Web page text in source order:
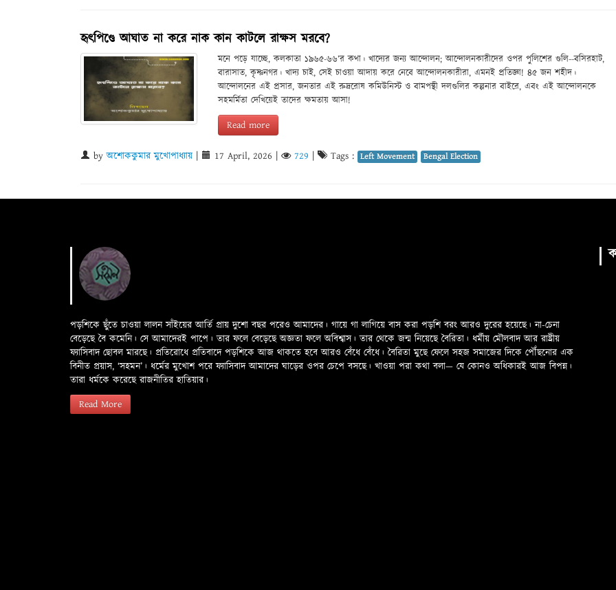
হৃৎপিণ্ডে আঘাত না করে নাক কান কাটলে রাক্ষস মরবে?
মনে পড়ে যাচ্ছে, কলকাতা ১৯৬৫-৬৬’র কথা। খাদ্যের জন্য আন্দোলন; আন্দোলনকারীদের ওপর পুলিশের গুলি--বসিরহাট,
বারাসাত, কৃষ্ণনগর। খাদ্য চাই, সেই চাওয়া আদায় করে নেবে আন্দোলনকারীরা, এমনই প্রতিজ্ঞা! ৪৫ জন শহীদ।
আন্দোলনের এই প্রসার, জনতার এই রুদ্ররোষ কমিউনিস্ট ও বামপন্থী দলগুলির কল্পনার বাইরে, এবং এই আন্দোলনকে
সহমর্মিতা দেখিয়েই তাদের ক্ষমতায় আসা!
Read more
byঅশোককুমার মুখোপাধ্যায় 17 April, 2026 729 Tags : Left Movement Bengal Election
পড়শিকে ছুঁতে চাওয়া লালন সাঁইয়ের আর্তি প্রায় দুশো বছর পরেও আমাদের। গায়ে গা লাগিয়ে বাস করা পড়শি বরং আরও দুরের হয়েছে। না-চেনা
বেড়েছে বৈ কমেনি। সে আমাদেরই পাপে। তার ফলে বেড়েছে অজ্ঞতা ফলে অবিশ্বাস। তার থেকে জন্ম নিয়েছে বৈরিতা। ধর্মীয় মৌলবাদ আর রাষ্ট্রীয়
ফ্যাসিবাদ ছোবল মারছে। প্রতিরোধে প্রতিবাদে পড়শিকে আজ থাকতে হবে আরও বেঁধে বেঁধে। বৈরিতা মুছে ফেলে সহজ সমাজের দিকে পৌঁছনোর এক
বিনীত প্রয়াস, ‘সহমন’। ধর্মের মুখোশ পরে ফ্যাসিবাদ আমাদের ঘাড়ের ওপর চেপে বসছে। খাওয়া পরা কথা বলা—­­ যে কোনও অধিকারই আজ বিপন্ন।
তারা ধর্মকে করেছে রাজনীতির হাতিয়ার।
Read More